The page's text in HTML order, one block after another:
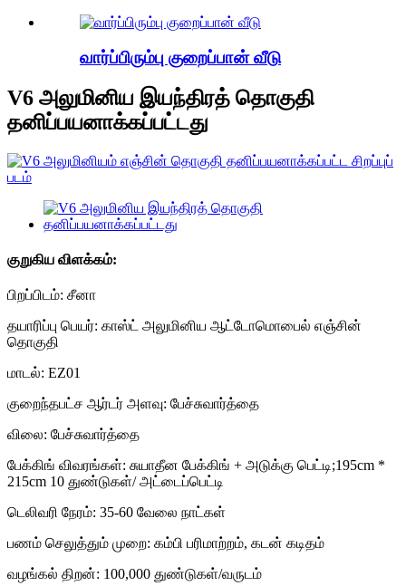
வார்ப்பிரும்பு குறைப்பான் வீடு
V6 அலுமினிய இயந்திரத் தொகுதி
தனிப்பயனாக்கப்பட்டது
குறுகிய விளக்கம்:
பிறப்பிடம்: சீனா
தயாரிப்பு பெயர்: காஸ்ட் அலுமினிய ஆட்டோமொபைல் எஞ்சின்
தொகுதி
மாடல்: EZ01
குறைந்தபட்ச ஆர்டர் அளவு: பேச்சுவார்த்தை
விலை: பேச்சுவார்த்தை
பேக்கிங் விவரங்கள்: சுயாதீன பேக்கிங் + அடுக்கு பெட்டி;195cm *
215cm 10 துண்டுகள்/ அட்டைப்பெட்டி
டெலிவரி நேரம்: 35-60 வேலை நாட்கள்
பணம் செலுத்தும் முறை: கம்பி பரிமாற்றம், கடன் கடிதம்
வழங்கல் திறன்: 100,000 துண்டுகள்/வருடம்